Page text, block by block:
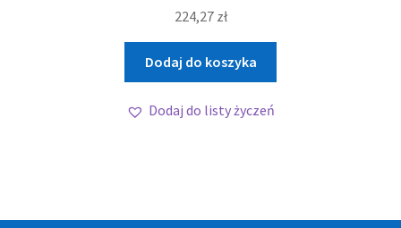
224,27 zł
Dodaj do koszyka
Dodaj do listy życzeń